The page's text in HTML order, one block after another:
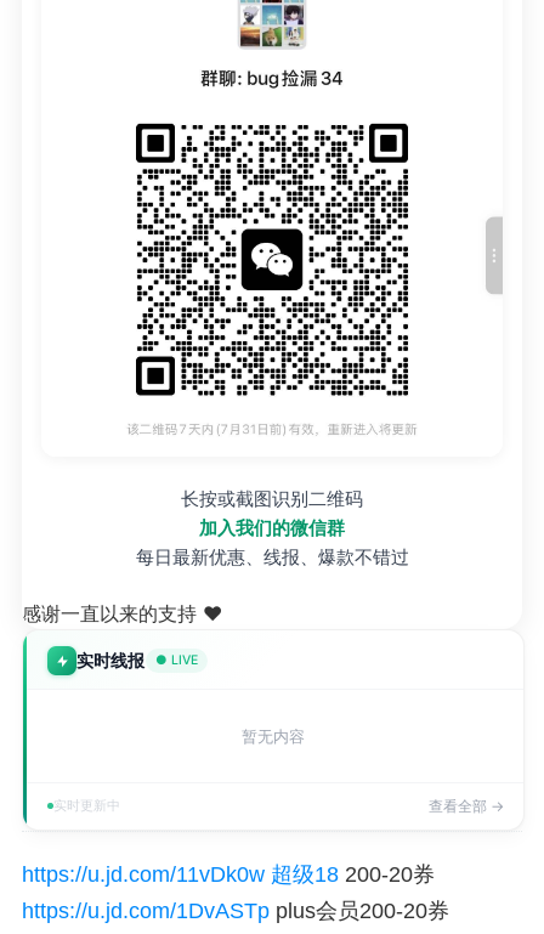
长按或截图识别二维码
加入我们的微信群
每日最新优惠、线报、爆款不错过
感谢一直以来的支持 ❤️
实时线报 ● LIVE
暂无内容
实时更新中 查看全部 →
https://u.jd.com/11vDk0w 超级18 200-20券
https://u.jd.com/1DvASTp plus会员200-20券